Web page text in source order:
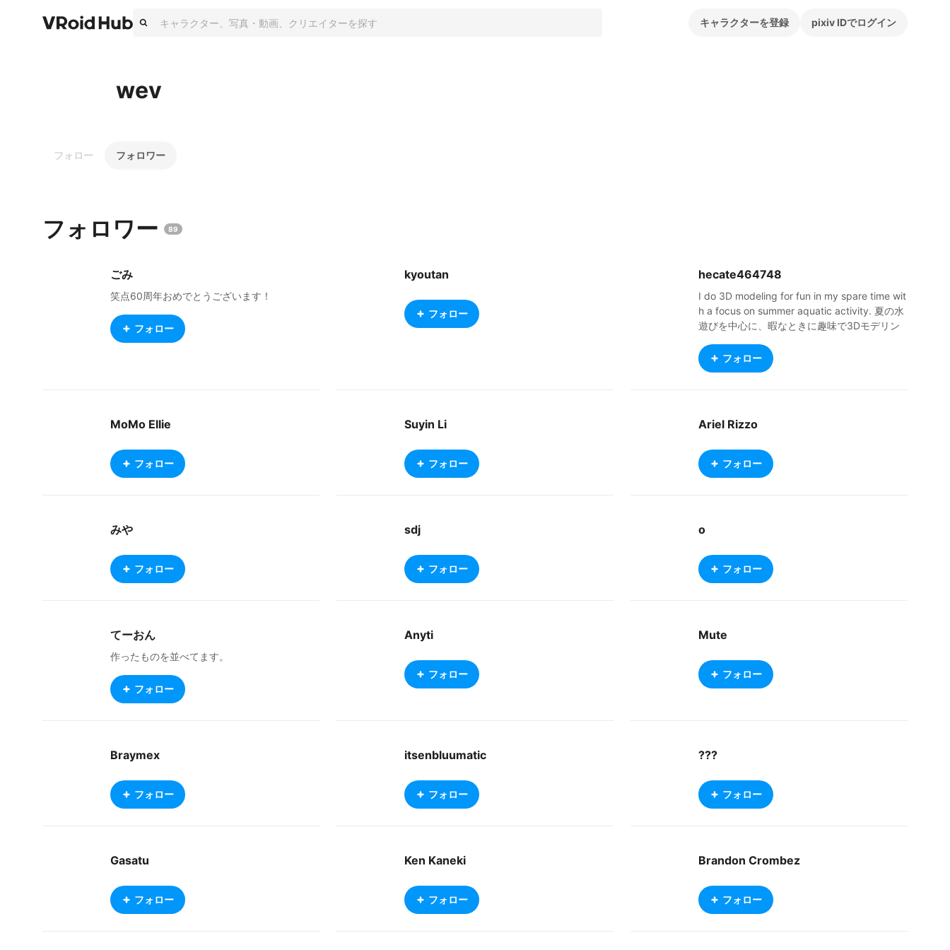
キャラクターを登録 pixiv IDでログイン
wev
フォロー フォロワー
フォロワー 89
ごみ
笑点60周年おめでとうございます！
フォロー
kyoutan
フォロー
hecate464748
I do 3D modeling for fun in my spare time wit
h a focus on summer aquatic activity. 夏の水
遊びを中心に、暇なときに趣味で3Dモデリン
フォロー
MoMo Ellie
フォロー
Suyin Li
フォロー
Ariel Rizzo
フォロー
みや
フォロー
sdj
フォロー
o
フォロー
てーおん
作ったものを並べてます。
フォロー
Anyti
フォロー
Mute
フォロー
Braymex
フォロー
itsenbluumatic
フォロー
???
フォロー
Gasatu
フォロー
Ken Kaneki
フォロー
Brandon Crombez
フォロー